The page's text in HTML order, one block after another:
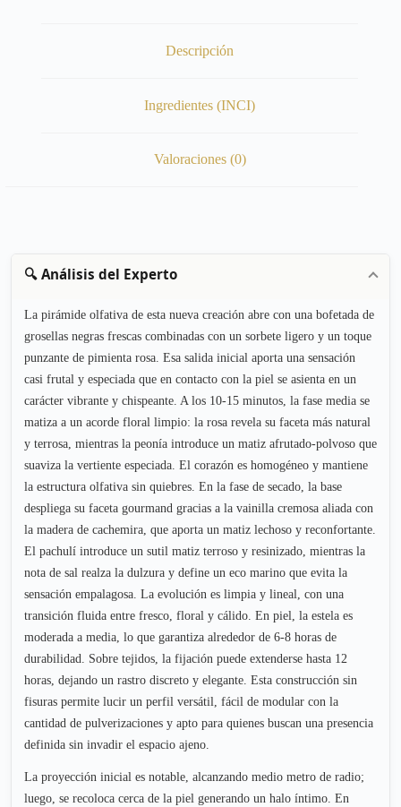
Descripción
Ingredientes (INCI)
Valoraciones (0)
🔍 Análisis del Experto
La pirámide olfativa de esta nueva creación abre con una bofetada de
grosellas negras frescas combinadas con un sorbete ligero y un toque
punzante de pimienta rosa. Esa salida inicial aporta una sensación
casi frutal y especiada que en contacto con la piel se asienta en un
carácter vibrante y chispeante. A los 10-15 minutos, la fase media se
matiza a un acorde floral limpio: la rosa revela su faceta más natural
y terrosa, mientras la peonía introduce un matiz afrutado-polvoso que
suaviza la vertiente especiada. El corazón es homogéneo y mantiene
la estructura olfativa sin quiebres. En la fase de secado, la base
despliega su faceta gourmand gracias a la vainilla cremosa aliada con
la madera de cachemira, que aporta un matiz lechoso y reconfortante.
El pachulí introduce un sutil matiz terroso y resinizado, mientras la
nota de sal realza la dulzura y define un eco marino que evita la
sensación empalagosa. La evolución es limpia y lineal, con una
transición fluida entre fresco, floral y cálido. En piel, la estela es
moderada a media, lo que garantiza alrededor de 6-8 horas de
durabilidad. Sobre tejidos, la fijación puede extenderse hasta 12
horas, dejando un rastro discreto y elegante. Esta construcción sin
fisuras permite lucir un perfil versátil, fácil de modular con la
cantidad de pulverizaciones y apto para quienes buscan una presencia
definida sin invadir el espacio ajeno.
La proyección inicial es notable, alcanzando medio metro de radio;
luego, se recoloca cerca de la piel generando un halo íntimo. En